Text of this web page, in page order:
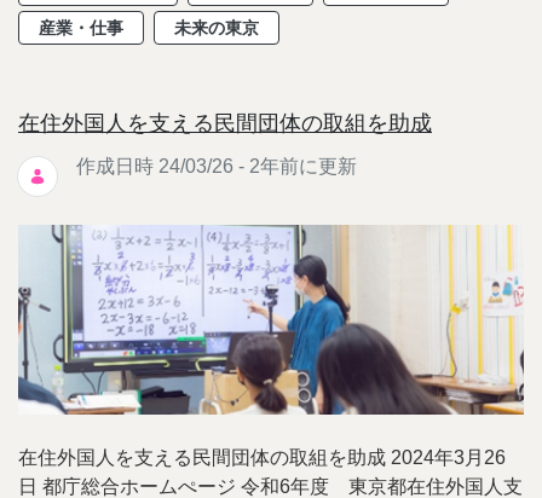
産業・仕事
未来の東京
在住外国人を支える民間団体の取組を助成
作成日時 24/03/26 - 2年前に更新
在住外国人を支える民間団体の取組を助成 2024年3月26
日 都庁総合ホームぺージ 令和6年度 東京都在住外国人支